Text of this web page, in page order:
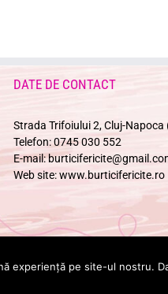
DATE DE CONTACT
Strada Trifoiului 2, Cluj-
Telefon:0745 030 552
E-mail:
Web site:www.burticifericite.ro
experiență pe site-ul nostru.